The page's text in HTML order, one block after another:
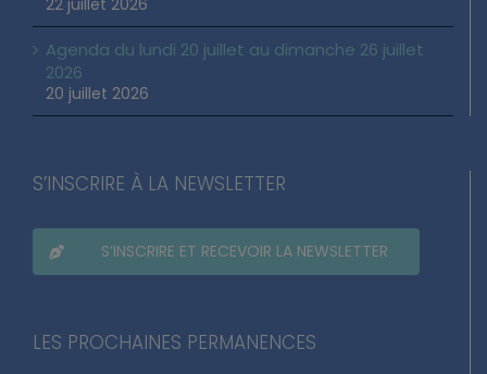
22 juillet 2026
Agenda du lundi 20 juillet au dimanche 26 juillet
2026
20 juillet 2026
S’INSCRIRE À LA NEWSLETTER
S’INSCRIRE ET RECEVOIR LA NEWSLETTER
LES PROCHAINES PERMANENCES